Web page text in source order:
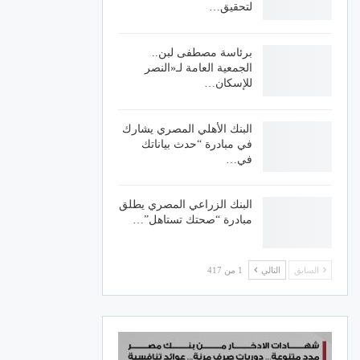
لتحقيق…
برئاسة مصطفى لبن..
الجمعية العامة لـ«النصر
للإسكان…
البنك الأهلي المصري يشارك
في مبادرة “حدث بياناتك
في…
البنك الزراعي المصري يطلق
مبادرة “صحتك تستاهل”…
السابق التالي 1 من 417